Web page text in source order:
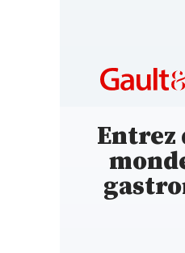
Entrez